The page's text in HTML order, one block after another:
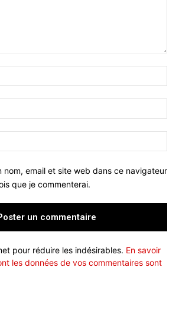
:*
:*
:
nom, email et site web dans ce navigateur
que je commenterai.
pour réduire les indésirables. En savoir
les données de vos commentaires sont